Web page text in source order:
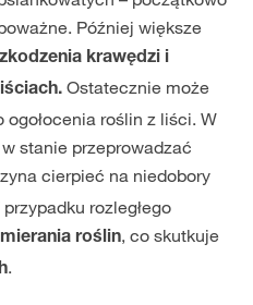
Później większe
krawędzi i
Ostatecznie może
roślin z liści. W
stanie przeprowadzać
cierpieć na niedobory
rozległego
roślin, co skutkuje
.